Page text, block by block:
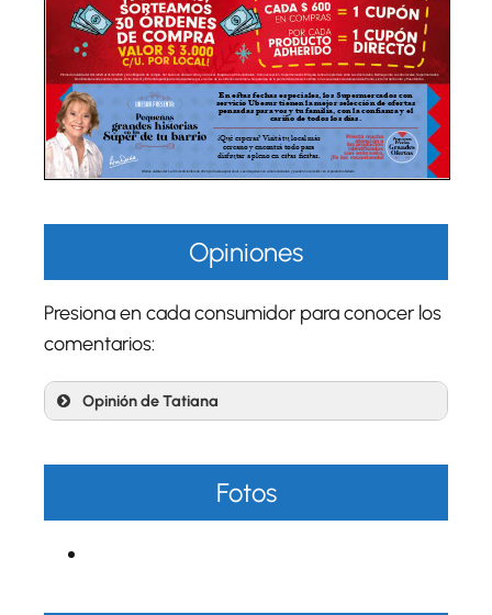
Opiniones
Presiona en cada consumidor para conocer los
comentarios:
Opinión de Tatiana
Fotos